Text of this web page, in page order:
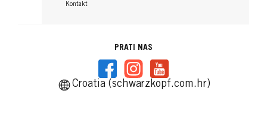
Kontakt
PRATI NAS
Croatia (schwarzkopf.com.hr)